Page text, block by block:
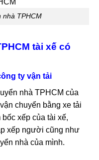
nhà TPHCM
tài xế có
ty vận tải
nhà TPHCM của
chuyển bằng xe tải
xếp của tài xế,
xếp người cũng như
nhà của mình.